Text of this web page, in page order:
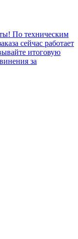
По техническим
сейчас работает
итоговую
за